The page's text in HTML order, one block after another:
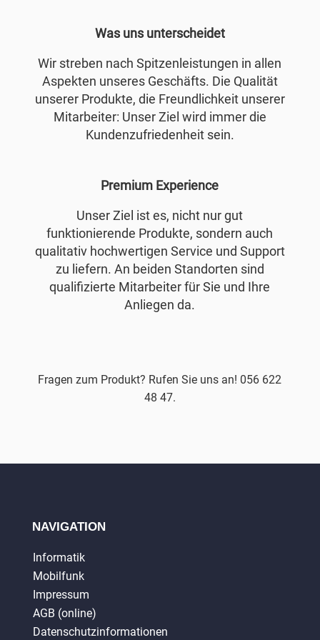
Was uns unterscheidet
Wir streben nach Spitzenleistungen in allen
Aspekten unseres Geschäfts. Die Qualität
unserer Produkte, die Freundlichkeit unserer
Mitarbeiter: Unser Ziel wird immer die
Kundenzufriedenheit sein.
Premium Experience
Unser Ziel ist es, nicht nur gut
funktionierende Produkte, sondern auch
qualitativ hochwertigen Service und Support
zu liefern. An beiden Standorten sind
qualifizierte Mitarbeiter für Sie und Ihre
Anliegen da.
Fragen zum Produkt? Rufen Sie uns an! 056 622
48 47.
NAVIGATION
Informatik
Mobilfunk
Impressum
AGB (online)
Datenschutzinformationen